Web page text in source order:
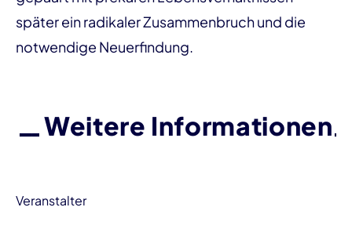
später ein radikaler Zusammenbruch und die
notwendige Neuerfindung.
Weitere Informationen
Veranstalter